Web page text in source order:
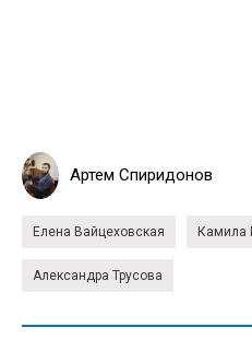
Артем Спиридонов
Елена Вайцеховская Камила
Александра Трусова